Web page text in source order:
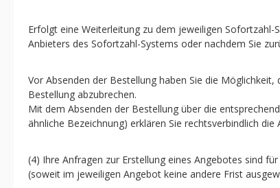
Erfolgt eine Weiterleitung zu dem jeweiligen
Anbieters des Sofortzahl-Systems oder nachdem Sie
Vor Absenden der Bestellung haben Sie die
Bestellung abzubrechen.
Mit dem Absenden der Bestellung über die
ähnliche Bezeichnung) erklären Sie rechtsverbindlich
(4) Ihre Anfragen zur Erstellung eines Angebotes sind
(soweit im jeweiligen Angebot keine andere Frist